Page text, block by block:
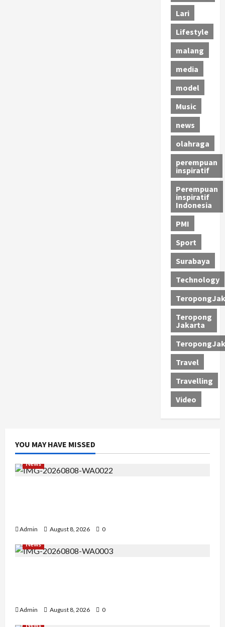
Lari
Lifestyle
malang
media
model
Music
news
olahraga
perempuan
inspiratif
Perempuan
inspiratif
Indonesia
PMI
Sport
Surabaya
Technology
Teropong
Jakarta
Travel
Travelling
Video
YOU MAY HAVE MISSED
News
Admin August 8, 2026
0
News
Admin August 8, 2026
0
News